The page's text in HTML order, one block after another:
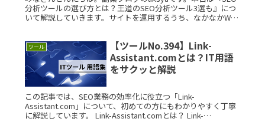
分析ツールの選び方とは？王道のSEO分析ツール3選も』につ
いて解説していきます。サイトを運用するうち、なかなかWeb
ツール
【ツールNo.394】Link-
Assistant.comとは？IT用語
をサクッと解説
この記事では、SEO業務の効率化に役立つ「Link-
Assistant.com」について、初めての方にもわかりやすく丁寧
に解説しています。 Link-Assistant.comとは？ Link-